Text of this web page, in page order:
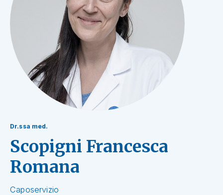
Dr.ssa med.
Scopigni Francesca
Romana
Caposervizio